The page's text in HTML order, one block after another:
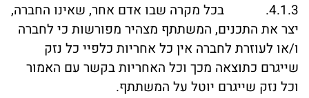
4.1.3. בכל מקרה שבו אדם אחר, שאינו החברה,
יצר את התכנים, המשתתף מצהיר מפורשות כי לחברה
ו/או לעוזרת לחברה אין כל אחריות כלפיי כל נזק
שייגרם כתוצאה מכך וכל האחריות בקשר עם האמור
וכל נזק שייגרם יוטל על המשתתף.